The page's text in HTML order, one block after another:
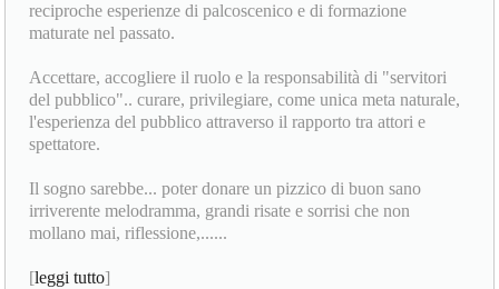
reciproche esperienze di palcoscenico e di formazione
maturate nel passato.
Accettare, accogliere il ruolo e la responsabilità di "servitori
del pubblico".. curare, privilegiare, come unica meta naturale,
l'esperienza del pubblico attraverso il rapporto tra attori e
spettatore.
Il sogno sarebbe... poter donare un pizzico di buon sano
irriverente melodramma, grandi risate e sorrisi che non
mollano mai, riflessione,......
[leggi tutto]